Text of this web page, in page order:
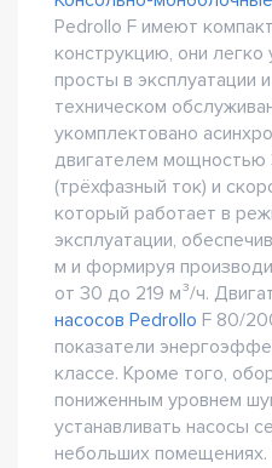
Pedrollo F имеют
конструкцию, они легко
просты в эксплуатации
техническом
укомплектовано
двигателем мощностью
(трёхфазный ток) и
который работает в
эксплуатации,
м и формируя
от 30 до 219 м³/ч.
насосов Pedrollo F 80/
показатели
классе. Кроме того,
пониженным уровнем
устанавливать насосы
небольших помещениях.